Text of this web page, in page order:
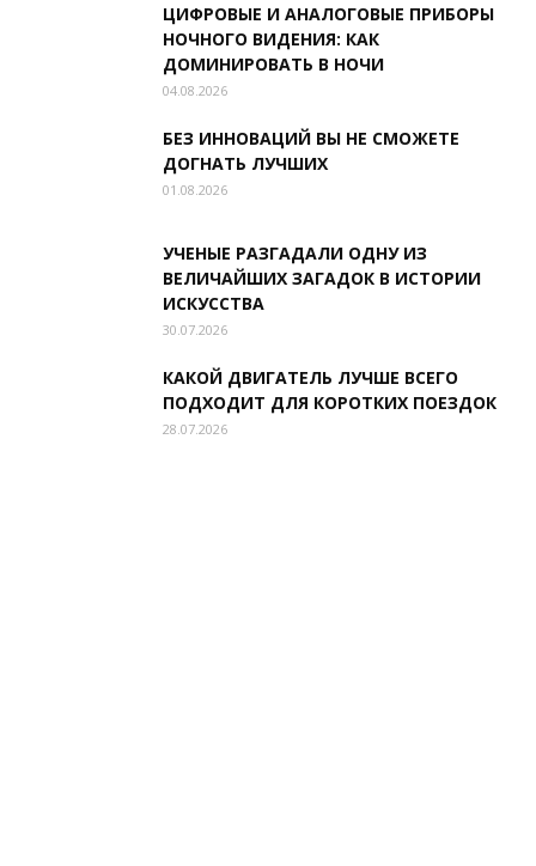
ЦИФРОВЫЕ И АНАЛОГОВЫЕ ПРИБОРЫ
НОЧНОГО ВИДЕНИЯ: КАК
ДОМИНИРОВАТЬ В НОЧИ
04.08.2026
БЕЗ ИННОВАЦИЙ ВЫ НЕ СМОЖЕТЕ
ДОГНАТЬ ЛУЧШИХ
01.08.2026
УЧЕНЫЕ РАЗГАДАЛИ ОДНУ ИЗ
ВЕЛИЧАЙШИХ ЗАГАДОК В ИСТОРИИ
ИСКУССТВА
30.07.2026
КАКОЙ ДВИГАТЕЛЬ ЛУЧШЕ ВСЕГО
ПОДХОДИТ ДЛЯ КОРОТКИХ ПОЕЗДОК
28.07.2026